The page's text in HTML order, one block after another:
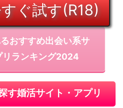
ぐ試す(R18)
おすすめ出会い系サ
リランキング2024
す婚活サイト・アプリ